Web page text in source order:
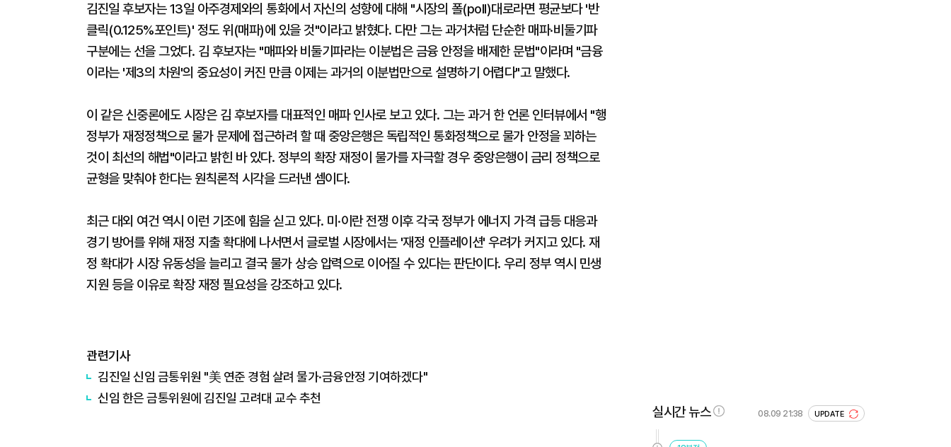
김진일 후보자는 13일 아주경제와의 통화에서 자신의 성향에 대해 "시장의 폴(poll)대로라면 평균보다 '반
클릭(0.125%포인트)' 정도 위(매파)에 있을 것"이라고 밝혔다. 다만 그는 과거처럼 단순한 매파·비둘기파
구분에는 선을 그었다. 김 후보자는 "매파와 비둘기파라는 이분법은 금융 안정을 배제한 문법"이라며 "금융
이라는 '제3의 차원'의 중요성이 커진 만큼 이제는 과거의 이분법만으로 설명하기 어렵다"고 말했다.
이 같은 신중론에도 시장은 김 후보자를 대표적인 매파 인사로 보고 있다. 그는 과거 한 언론 인터뷰에서 "행
정부가 재정정책으로 물가 문제에 접근하려 할 때 중앙은행은 독립적인 통화정책으로 물가 안정을 꾀하는
것이 최선의 해법"이라고 밝힌 바 있다. 정부의 확장 재정이 물가를 자극할 경우 중앙은행이 금리 정책으로
균형을 맞춰야 한다는 원칙론적 시각을 드러낸 셈이다.
최근 대외 여건 역시 이런 기조에 힘을 싣고 있다. 미·이란 전쟁 이후 각국 정부가 에너지 가격 급등 대응과
경기 방어를 위해 재정 지출 확대에 나서면서 글로벌 시장에서는 '재정 인플레이션' 우려가 커지고 있다. 재
정 확대가 시장 유동성을 늘리고 결국 물가 상승 압력으로 이어질 수 있다는 판단이다. 우리 정부 역시 민생
지원 등을 이유로 확장 재정 필요성을 강조하고 있다.
관련기사
김진일 신임 금통위원 "美 연준 경험 살려 물가·금융안정 기여하겠다"
신임 한은 금통위원에 김진일 고려대 교수 추천
실시간 뉴스 08.09 21:38 UPDATE